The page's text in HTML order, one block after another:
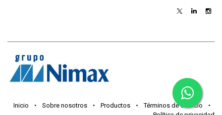
Inicio • Sobre nosotros • Productos • Términos de servicio
•